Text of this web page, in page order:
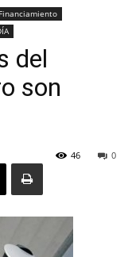
Financiamiento
del
son
0
46